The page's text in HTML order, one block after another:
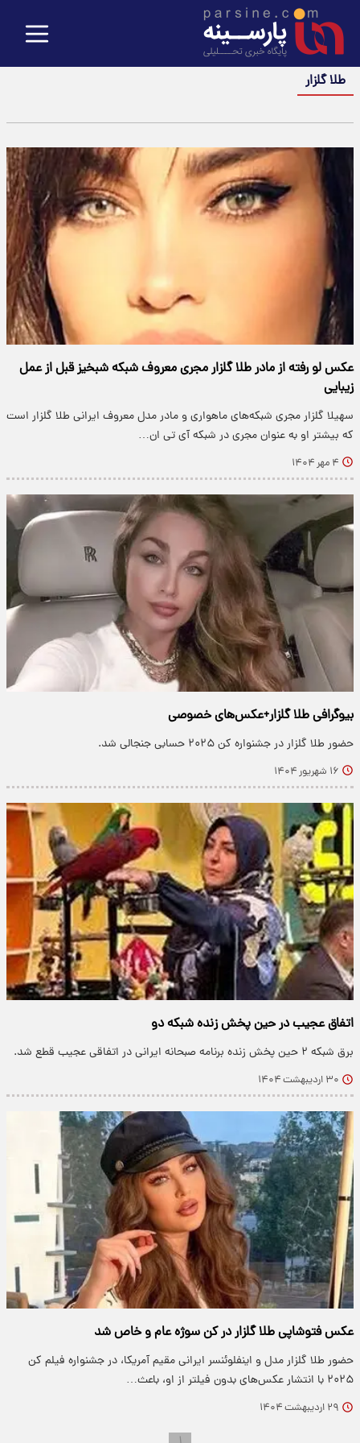
طلا گلزار
عکس لو رفته از مادر طلا گلزار مجری معروف شبکه شبخیز قبل از عمل
زیبایی
سهیلا گلزار مجری شبکه‌های ماهواری و مادر مدل معروف ایرانی طلا گلزار است
که بیشتر او به عنوان مجری در شبکه آی تی ان…
۴ مهر ۱۴۰۴
بیوگرافی طلا گلزار+عکس‌های خصوصی
حضور طلا گلزار در جشنواره کن ۲۰۲۵ حسابی جنجالی شد.
۱۶ شهریور ۱۴۰۴
اتفاق عجیب در حین پخش زنده شبکه دو
برق شبکه ۲ حین پخش زنده برنامه صبحانه ایرانی در اتفاقی عجیب قطع شد.
۳۰ اردیبهشت ۱۴۰۴
عکس فتوشاپی طلا گلزار در کن سوژه عام و خاص شد
حضور طلا گلزار مدل و اینفلوئنسر ایرانی مقیم آمریکا، در جشنواره فیلم کن
۲۰۲۵ با انتشار عکس‌های بدون فیلتر از او، باعث…
۲۹ اردیبهشت ۱۴۰۴